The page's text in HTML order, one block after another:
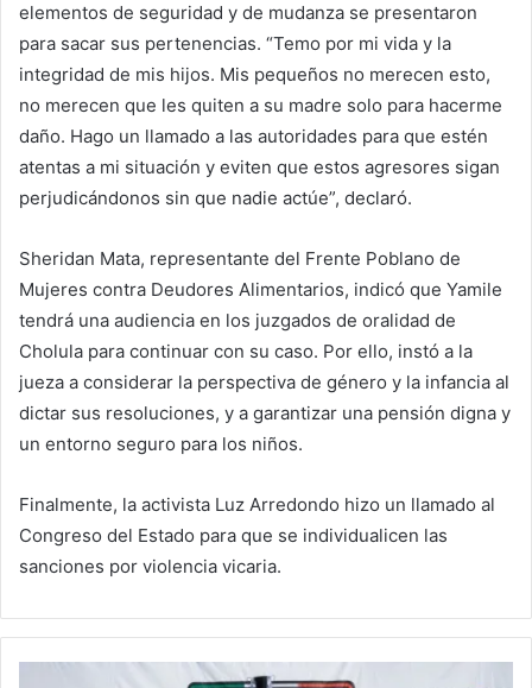
elementos de seguridad y de mudanza se presentaron
para sacar sus pertenencias. “Temo por mi vida y la
integridad de mis hijos. Mis pequeños no merecen esto,
no merecen que les quiten a su madre solo para hacerme
daño. Hago un llamado a las autoridades para que estén
atentas a mi situación y eviten que estos agresores sigan
perjudicándonos sin que nadie actúe”, declaró.
Sheridan Mata, representante del Frente Poblano de
Mujeres contra Deudores Alimentarios, indicó que Yamile
tendrá una audiencia en los juzgados de oralidad de
Cholula para continuar con su caso. Por ello, instó a la
jueza a considerar la perspectiva de género y la infancia al
dictar sus resoluciones, y a garantizar una pensión digna y
un entorno seguro para los niños.
Finalmente, la activista Luz Arredondo hizo un llamado al
Congreso del Estado para que se individualicen las
sanciones por violencia vicaria.